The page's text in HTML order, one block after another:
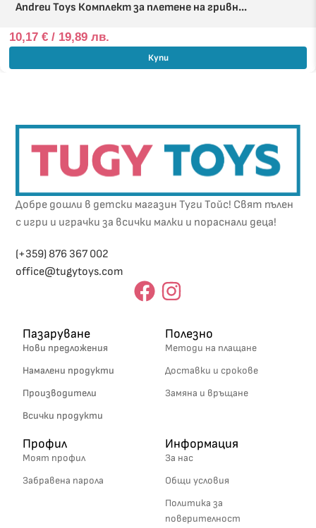
Andreu Toys Комплект за плетене на гривн...
10,17€ / 19,89 лв.
Купи
Добре дошли в детски магазин Туги Тойс! Свят пълен
с игри и играчки за всички малки и пораснали деца!
(+359) 876 367 002
office@tugytoys.com
Пазаруване
Нови предложения
Намалени продукти
Производители
Всички продукти
Полезно
Методи на плащане
Доставки и срокове
Замяна и връщане
Профил
Моят профил
Забравена парола
Информация
За нас
Общи условия
Политика за
поверителност